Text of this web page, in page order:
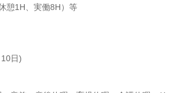
憩1H、実働8H）等
日)